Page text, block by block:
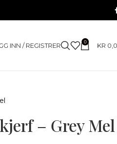
INN / REGISTRER 0 KR
– Grey Mel